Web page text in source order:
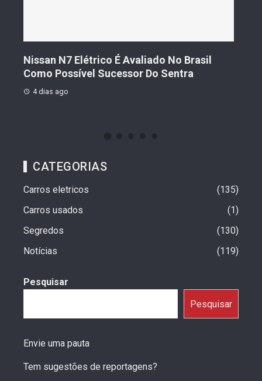
Nissan N7 Elétrico É Avaliado No Brasil
Como Possível Sucessor Do Sentra
4 dias ago
CATEGORIAS
Carros eletricos
135
Carros usados
1
Segredos
130
Notícias
119
Pesquisar
Pesquisar
Envie uma pauta
Tem sugestões de reportagens?